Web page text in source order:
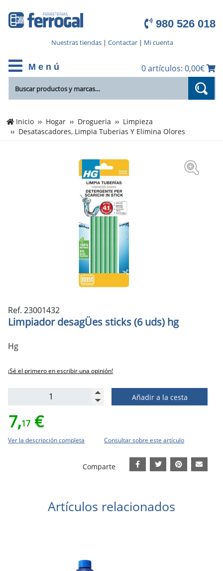
980 526 018
Nuestras tiendas| Contactar| Mi cuenta
M e n ú 0 artículos: 0,00€
Inicio Hogar Drogueria
Limpieza
Desatascadores, Limpia Tuberias Y Elimina Olores
Ref. 23001432
Limpiador desagÜes sticks (6 uds) hg
Hg
¡Sé el primero en escribir una opinión!
Añadir a la cesta
7,17 €
Ver la descripción completa Consultar sobre este artículo
Comparte
Artículos relacionados